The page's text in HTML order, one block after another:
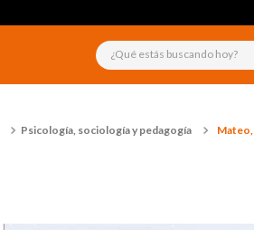
¿Qué estás buscando hoy?
Psicología, sociología y pedagogía Mateo,